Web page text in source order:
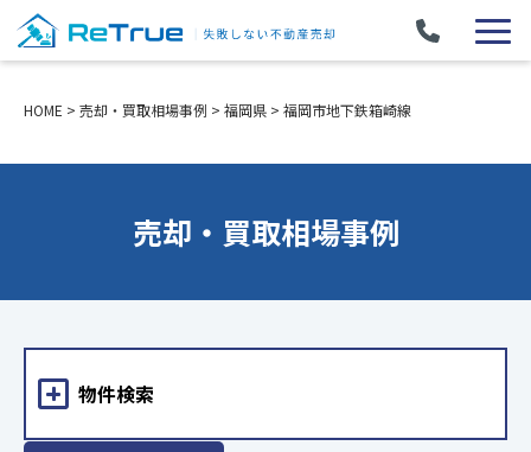
HOME > 売却・買取相場事例 > 福岡県 > 福岡市地下鉄箱崎線
売却・買取相場事例
物件検索